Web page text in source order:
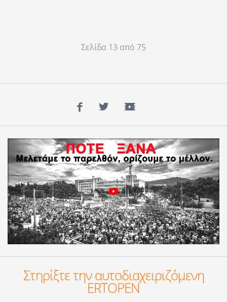
Σελίδα 13 από 75
Facebook
TwitterYouTube
Στηρίξτε την αυτοδιαχειριζόμενη
ERTOPEN